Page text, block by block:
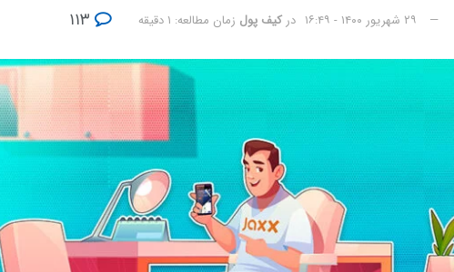
۲۹ شهریور ۱۴۰۰ - ۱۶:۴۹ در کیف پول زمان مطالعه: ۱ دقیقه